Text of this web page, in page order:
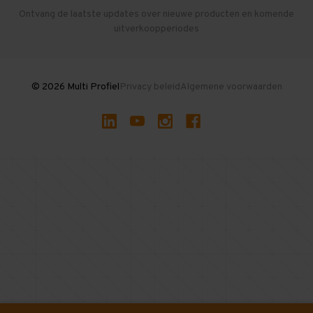
Gebruikte entresolvloeren
Ontvang de laatste updates over nieuwe producten en komende
uitverkoopperiodes
© 2026 Multi ProfielPrivacy beleidAlgemene voorwaarden